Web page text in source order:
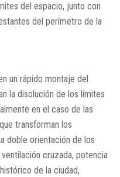
del espacio, junto con
del perímetro de la
un rápido montaje del
la disolución de los límites
en el caso de las
transforman los
doble orientación de los
cruzada, potencia
de la ciudad,